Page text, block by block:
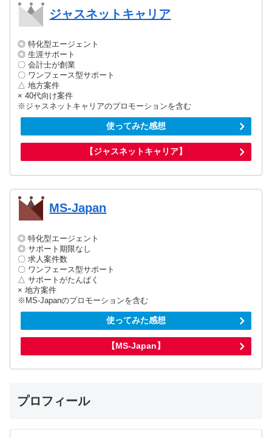
ジャスネットキャリア
◎ 特化型エージェント
◎ 生涯サポート
〇 会計士が創業
〇 ワンフェース型サポート
△ 地方案件
× 40代向け案件
※ジャスネットキャリアのプロモーションを含む
使ってみた感想
【ジャスネットキャリア】
MS-Japan
◎ 特化型エージェント
◎ サポート期限なし
〇 求人案件数
〇 ワンフェース型サポート
△ サポートがたんぱく
× 地方案件
※MS-Japanのプロモーションを含む
使ってみた感想
【MS-Japan】
プロフィール